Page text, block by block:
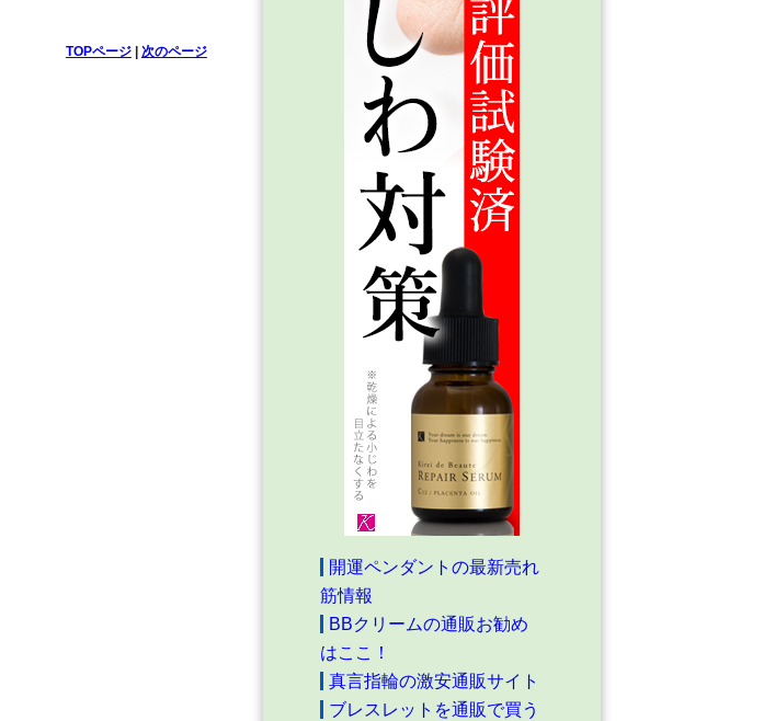
TOPページ| 次のページ
開運ペンダントの最新売れ
筋情報
BBクリームの通販お勧め
はここ！
真言指輪の激安通販サイト
ブレスレットを通販で買う